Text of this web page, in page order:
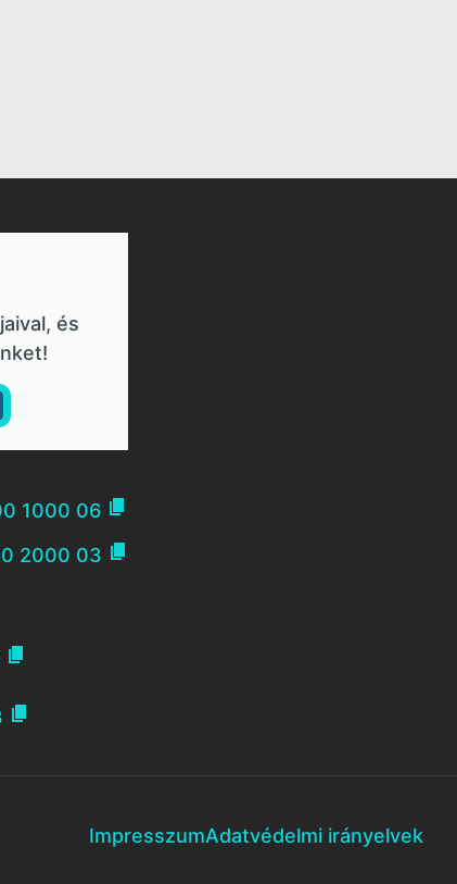
és
1000 06 
2000 03 


ImpresszumAdatvédelmi irányelvek